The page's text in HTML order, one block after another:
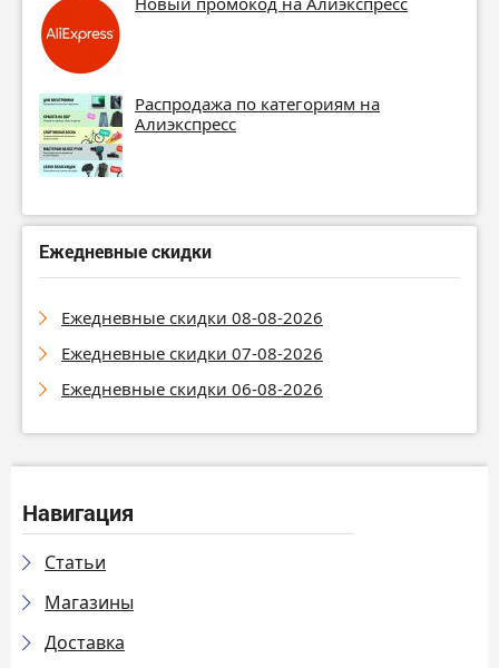
Распродажа по категориям на
Алиэкспресс
Ежедневные скидки
Ежедневные скидки 08-08-2026
Ежедневные скидки 07-08-2026
Ежедневные скидки 06-08-2026
Навигация
Статьи
Магазины
Доставка